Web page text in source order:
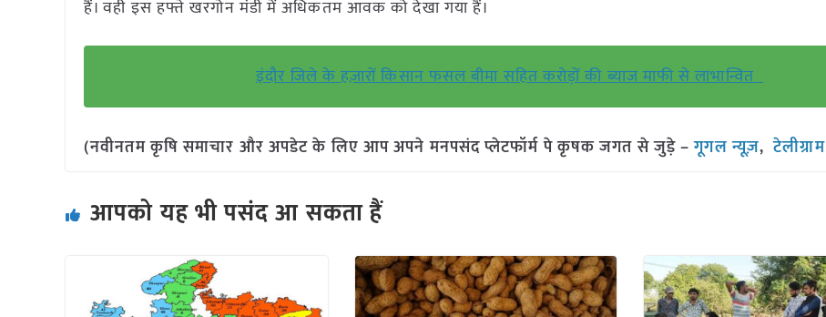
हैं। वही इस हफ्ते खरगोन मंडी में अधिकतम आवक को देखा गया हैं।
इंदौर जिले के हज़ारों किसान फसल बीमा सहित करोड़ों की ब्याज माफी से लाभान्वित
(नवीनतम कृषि समाचार और अपडेट के लिए आप अपने मनपसंद प्लेटफॉर्म पे कृषक जगत से जुड़े –गूगल न्यूज़,टेलीग्राम
आपको यह भी पसंद आ सकता हैं